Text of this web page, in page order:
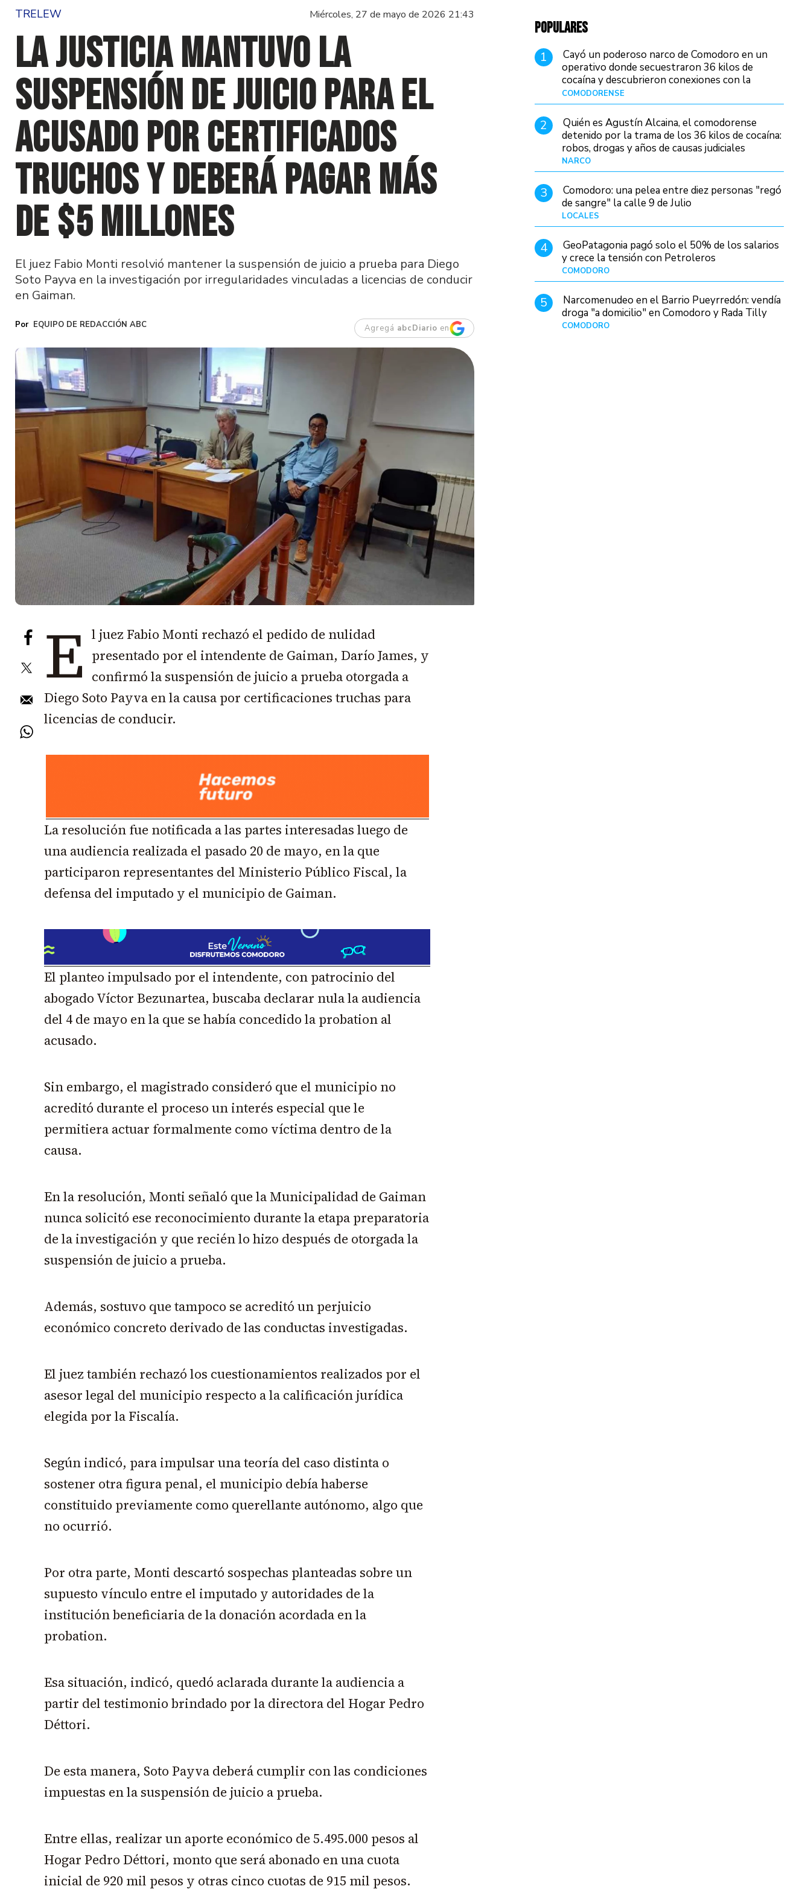
TRELEW Miércoles, 27 de mayo de 2026 21:43
La Justicia mantuvo la
suspensión de juicio para el
acusado por certificados
truchos y deberá pagar más
de $5 millones
El juez Fabio Monti resolvió mantener la suspensión de juicio a prueba para Diego
Soto Payva en la investigación por irregularidades vinculadas a licencias de conducir
en Gaiman.
EQUIPO DE REDACCIÓN ABC Agregá abcDiario en
E l juez Fabio Monti rechazó el pedido de nulidad
presentado por el intendente de Gaiman, Darío James, y
confirmó la suspensión de juicio a prueba otorgada a
Diego Soto Payva en la causa por certificaciones truchas para
licencias de conducir.
La resolución fue notificada a las partes interesadas luego de
una audiencia realizada el pasado 20 de mayo, en la que
participaron representantes del Ministerio Público Fiscal, la
defensa del imputado y el municipio de Gaiman.
El planteo impulsado por el intendente, con patrocinio del
abogado Víctor Bezunartea, buscaba declarar nula la audiencia
del 4 de mayo en la que se había concedido la probation al
acusado.
Sin embargo, el magistrado consideró que el municipio no
acreditó durante el proceso un interés especial que le
permitiera actuar formalmente como víctima dentro de la
causa.
En la resolución, Monti señaló que la Municipalidad de Gaiman
nunca solicitó ese reconocimiento durante la etapa preparatoria
de la investigación y que recién lo hizo después de otorgada la
suspensión de juicio a prueba.
Además, sostuvo que tampoco se acreditó un perjuicio
económico concreto derivado de las conductas investigadas.
El juez también rechazó los cuestionamientos realizados por el
asesor legal del municipio respecto a la calificación jurídica
elegida por la Fiscalía.
Según indicó, para impulsar una teoría del caso distinta o
sostener otra figura penal, el municipio debía haberse
constituido previamente como querellante autónomo, algo que
no ocurrió.
Por otra parte, Monti descartó sospechas planteadas sobre un
supuesto vínculo entre el imputado y autoridades de la
institución beneficiaria de la donación acordada en la
probation.
Esa situación, indicó, quedó aclarada durante la audiencia a
partir del testimonio brindado por la directora del Hogar Pedro
Déttori.
De esta manera, Soto Payva deberá cumplir con las condiciones
impuestas en la suspensión de juicio a prueba.
Entre ellas, realizar un aporte económico de 5.495.000 pesos al
Hogar Pedro Déttori, monto que será abonado en una cuota
inicial de 920 mil pesos y otras cinco cuotas de 915 mil pesos.
POPULARES
1
Cayó un poderoso narco de Comodoro en un
operativo donde secuestraron 36 kilos de
cocaína y descubrieron conexiones con la
Patagonia
COMODORENSE
2
Quién es Agustín Alcaina, el comodorense
detenido por la trama de los 36 kilos de cocaína:
robos, drogas y años de causas judiciales
NARCO
3
Comodoro: una pelea entre diez personas "regó
de sangre" la calle 9 de Julio
LOCALES
4
GeoPatagonia pagó solo el 50% de los salarios
y crece la tensión con Petroleros
COMODORO
5
Narcomenudeo en el Barrio Pueyrredón: vendía
droga "a domicilio" en Comodoro y Rada Tilly
COMODORO